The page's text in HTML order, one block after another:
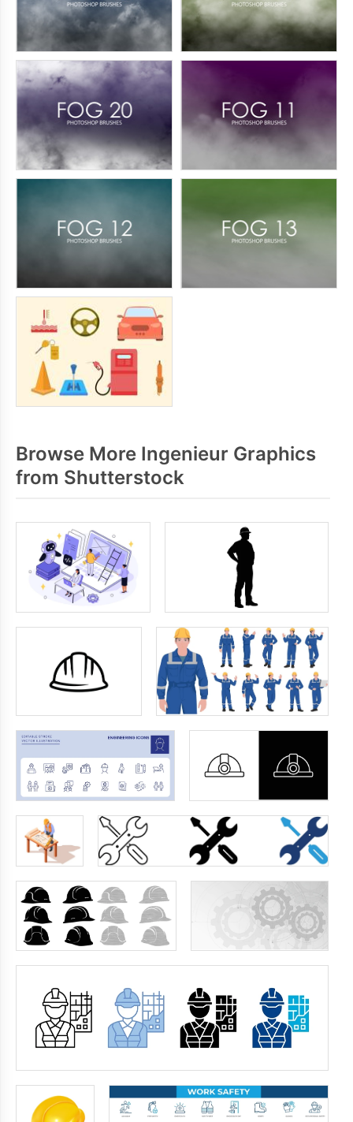
Browse More Ingenieur Graphics
from Shutterstock